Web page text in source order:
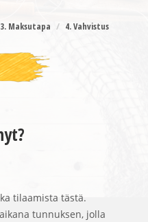
3. Maksutapa 4. Vahvistus
tilaamista tästä.
tunnuksen, jolla